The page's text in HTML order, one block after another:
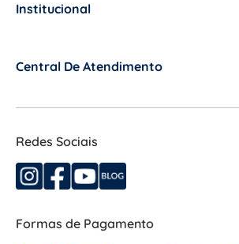
Institucional
Central De Atendimento
Redes Sociais
Formas de Pagamento